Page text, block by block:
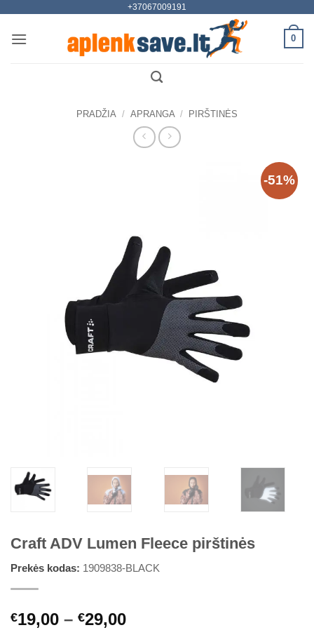
content
+37067009191
0
PRADŽIA / APRANGA / PIRŠTINĖS
-51%
Craft ADV Lumen Fleece pirštinės
Prekės kodas: 1909838-BLACK
€19,00 – €29,00Price